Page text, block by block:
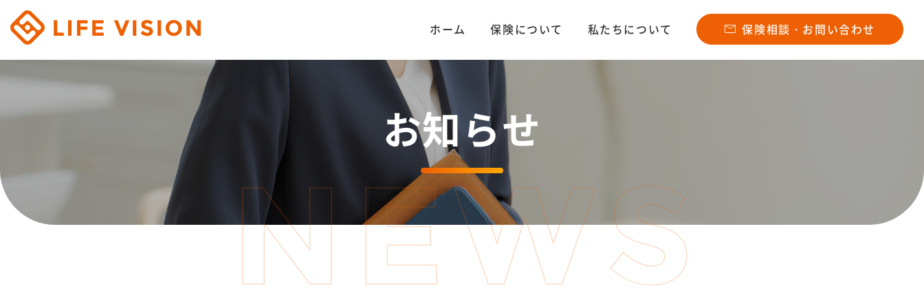
ホーム 保険について 私たちについて 保険相談・お問い合わせ
お知らせ